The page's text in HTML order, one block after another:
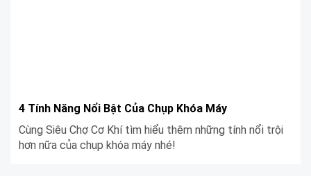
4 Tính Năng Nổi Bật Của Chụp Khóa Máy
Cùng Siêu Chợ Cơ Khí tìm hiểu thêm những tính nổi trội
hơn nữa của chụp khóa máy nhé!